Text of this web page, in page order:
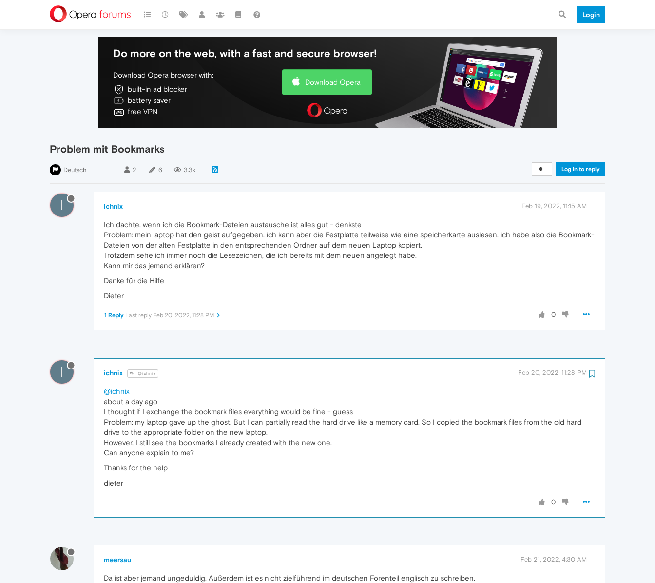
Login
Do more on the web, with a fast and secure browser!
Download Opera browser with:
built-in ad blocker
battery saver
free VPN
Download Opera
Problem mit Bookmarks
Deutsch 2 6 3.3k Log in to reply
I ichnix Feb 19, 2022, 11:15 AM
Ich dachte, wenn ich die Bookmark-Dateien austausche ist alles gut - denkste
Problem: mein laptop hat den geist aufgegeben. ich kann aber die Festplatte teilweise wie eine speicherkarte auslesen. ich habe also die Bookmark-
Dateien von der alten Festplatte in den entsprechenden Ordner auf dem neuen Laptop kopiert.
Trotzdem sehe ich immer noch die Lesezeichen, die ich bereits mit dem neuen angelegt habe.
Kann mir das jemand erklären?
Danke für die Hilfe
Dieter
0
1 Reply Last reply Feb 20, 2022, 11:28 PM
I ichnix @ichnix Feb 20, 2022, 11:28 PM
@ichnix
about a day ago
I thought if I exchange the bookmark files everything would be fine - guess
Problem: my laptop gave up the ghost. But I can partially read the hard drive like a memory card. So I copied the bookmark files from the old hard
drive to the appropriate folder on the new laptop.
However, I still see the bookmarks I already created with the new one.
Can anyone explain to me?
Thanks for the help
dieter
0
meersau Feb 21, 2022, 4:30 AM
Da ist aber jemand ungeduldig. Außerdem ist es nicht zielführend im deutschen Forenteil englisch zu schreiben.